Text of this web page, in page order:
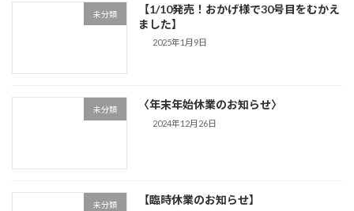
未分類
【1/10発売！おかげ様で30号目をむかえ
ました】
2025年1月9日
未分類 〈年末年始休業のお知らせ〉
2024年12月26日
未分類 【臨時休業のお知らせ】